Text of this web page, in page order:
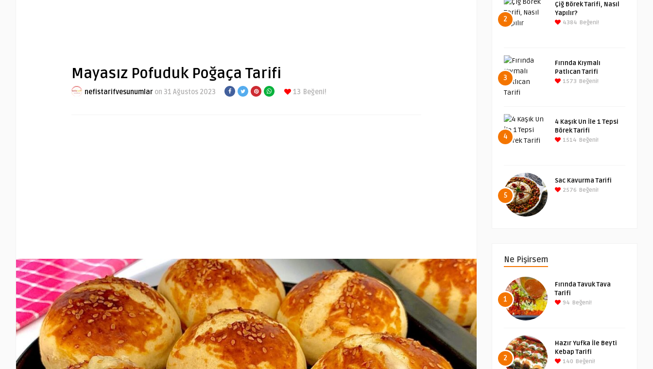
Mayasız Pofuduk Poğaça Tarifi
nefistarifvesunumlar on 31 Ağustos 2023 13 Beğeni!
2
Çiğ Börek Tarifi, Nasıl
Yapılır?
4384 Beğeni!
3
Fırında Kıymalı
Patlıcan Tarifi
1573 Beğeni!
4
4 Kaşık Un İle 1 Tepsi
Börek Tarifi
1514 Beğeni!
5
Sac Kavurma Tarifi
2576 Beğeni!
Ne Pişirsem
1
Fırında Tavuk Tava
Tarifi
94 Beğeni!
2
Hazır Yufka İle Beyti
Kebap Tarifi
140 Beğeni!